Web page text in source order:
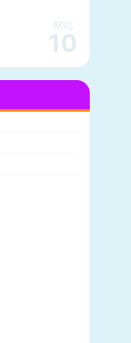
网站
10